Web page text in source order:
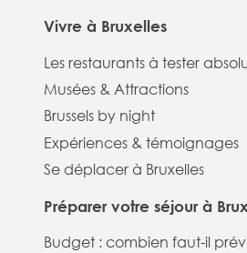
Vivre à Bruxelles
Les restaurants à tester
Musées & Attractions
Brussels by night
Expériences & témoignages
Se déplacer à Bruxelles
Préparer votre séjour à
Budget : combien faut-il